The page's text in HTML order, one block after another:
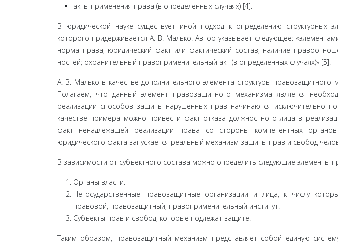
акты применения права (в определенных случаях) [4].
В юридической науке существует иной подход к опреде­лению структурных
которого придерживается А. В. Малько. Автор указывает сле­дующее:
норма права; юридический факт или фактический состав; наличие
ностей; охранительный правоприменительный акт (в опре­деленных случаях)» [5].
А. В. Малько в качестве дополнительного элемента структуры
Полагаем, что данный элемент правозащитного механизма является
реализации способов защиты нарушенных прав на­чинаются исключительно
качестве примера можно привести факт отказа должностного лица в
факт ненадлежащей реализации права со сторо­ны компетентных
юридического факта запускается реальный механизм защи­ты прав и свобод
В зависимости от субъектного состава можно опреде­лить следующие элементы
Органы власти.
Негосударственные правозащитные организации и лица, к числу
правовой, правозащитный, правоприменительный инсти­тут.
Субъекты прав и свобод, которые подлежат защите.
Таким образом, правозащитный механизм представляет собой единую